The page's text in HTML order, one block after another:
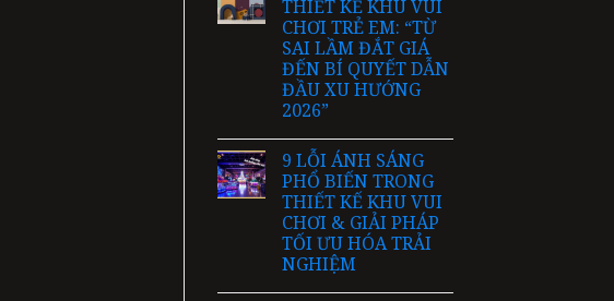
THIẾT KẾ KHU VUI
CHƠI TRẺ EM: “TỪ
SAI LẦM ĐẮT GIÁ
ĐẾN BÍ QUYẾT DẪN
ĐẦU XU HƯỚNG
2026”
9 LỖI ÁNH SÁNG
PHỔ BIẾN TRONG
THIẾT KẾ KHU VUI
CHƠI & GIẢI PHÁP
TỐI ƯU HÓA TRẢI
NGHIỆM